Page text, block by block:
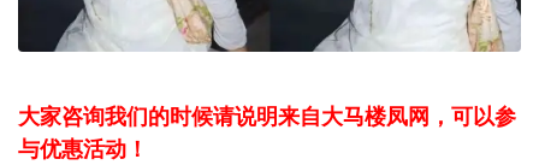
大家咨询我们的时候请说明来自大马楼凤网，可以参
与优惠活动！